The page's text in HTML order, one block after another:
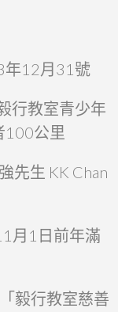
年12月31號
行教室青少年
100公里
先生 KK Chan
月1日前年滿
毅行教室慈善